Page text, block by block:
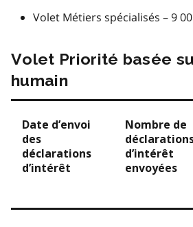
Volet Métiers spécialisés – 9
Volet Priorité basée
humain
Date d’envoi
des
déclarations
d’intérêt
Nombre de
d’intérêt
envoyées